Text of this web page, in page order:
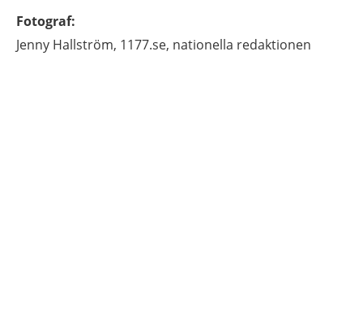
Fotograf:
Jenny Hallström, 1177.se, nationella redaktionen